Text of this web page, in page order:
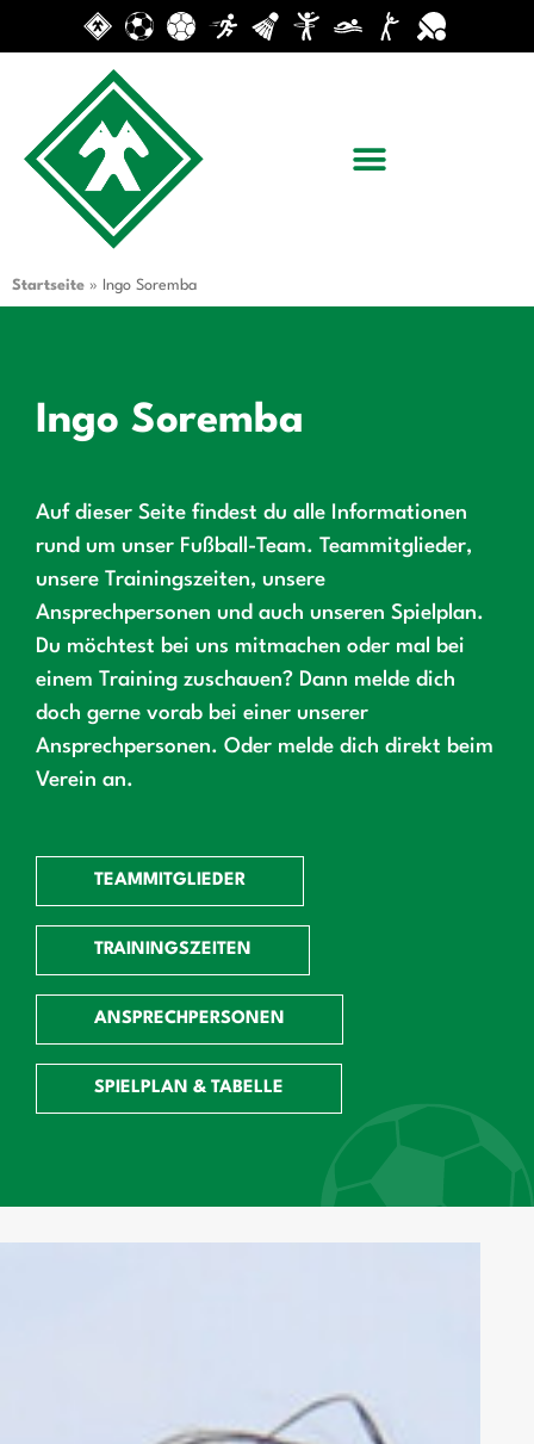
Startseite » Ingo Soremba
Ingo Soremba
Auf dieser Seite findest du alle Informationen
rund um unser Fußball-Team. Teammitglieder,
unsere Trainingszeiten, unsere
Ansprechpersonen und auch unseren Spielplan.
Du möchtest bei uns mitmachen oder mal bei
einem Training zuschauen? Dann melde dich
doch gerne vorab bei einer unserer
Ansprechpersonen. Oder melde dich direkt beim
Verein an.
TEAMMITGLIEDER
TRAININGSZEITEN
ANSPRECHPERSONEN
SPIELPLAN & TABELLE